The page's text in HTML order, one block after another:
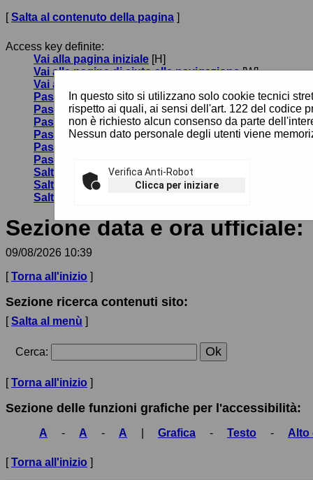
[Salta al contenuto della pagina ]
Access key definite:
Vai alla pagina iniziale [H]
Vai alla pagina di aiuto alla navigazione[W]
Vai alla mappa del sito
Passa al testo con caratteri di dimensione standard
Passa al testo con caratteri di dimensione grande[B]
Passa al testo con caratteri di dimensione molto
Passa alla visualizzazione grafica[G]
Passa alla visualizzazione solo testo
Passa alla visualizzazione in alto contrasto e solo
Salta alla ricerca di contenuti[S]
Salta al menù
Salta al contenuto della pagina
Sezione data e ora ufficiale:
09/08/2026 10:39
[Torna all'inizio ]
Sezione ricerca contenuti sito:
[Salta al menù ]
Cerca:
[Torna all'inizio ]
Sezione delle funzioni grafiche per l'accessibilità:
A - A - A Grafica - Testo - Alto
[Torna all'inizio ]
In questo sito si utilizzano solo cookie tecnici
rispetto ai quali, ai sensi dell'art. 122 del codice
non è richiesto alcun consenso da parte
Nessun dato personale degli utenti viene
Verifica Anti-Robot
Clicca per iniziare